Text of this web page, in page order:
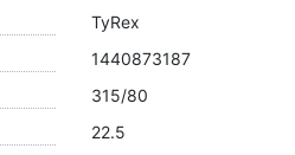
TyRex
1440873187
315/80
22.5